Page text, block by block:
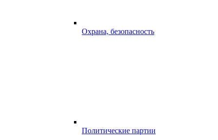
Охрана, безопасность
Политические партии